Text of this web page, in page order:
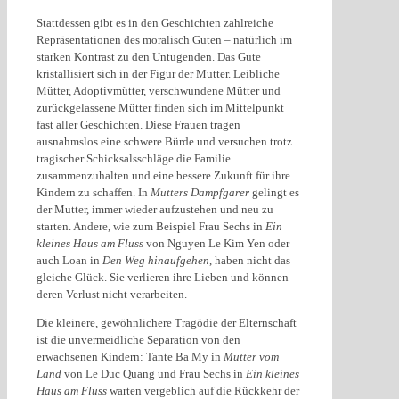
Stattdessen gibt es in den Geschichten zahlreiche
Repräsentationen des moralisch Guten – natürlich im
starken Kontrast zu den Untugenden. Das Gute
kristallisiert sich in der Figur der Mutter. Leibliche
Mütter, Adoptivmütter, verschwundene Mütter und
zurückgelassene Mütter finden sich im Mittelpunkt
fast aller Geschichten. Diese Frauen tragen
ausnahmslos eine schwere Bürde und versuchen trotz
tragischer Schicksalsschläge die Familie
zusammenzuhalten und eine bessere Zukunft für ihre
Kindern zu schaffen. In Mutters Dampfgarer gelingt es
der Mutter, immer wieder aufzustehen und neu zu
starten. Andere, wie zum Beispiel Frau Sechs in Ein
kleines Haus am Fluss von Nguyen Le Kim Yen oder
auch Loan in Den Weg hinaufgehen, haben nicht das
gleiche Glück. Sie verlieren ihre Lieben und können
deren Verlust nicht verarbeiten.
Die kleinere, gewöhnlichere Tragödie der Elternschaft
ist die unvermeidliche Separation von den
erwachsenen Kindern: Tante Ba My in Mutter vom
Land von Le Duc Quang und Frau Sechs in Ein kleines
Haus am Fluss warten vergeblich auf die Rückkehr der